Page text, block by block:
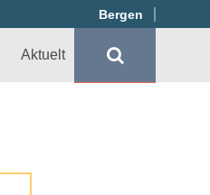
Bergen
Aktuelt